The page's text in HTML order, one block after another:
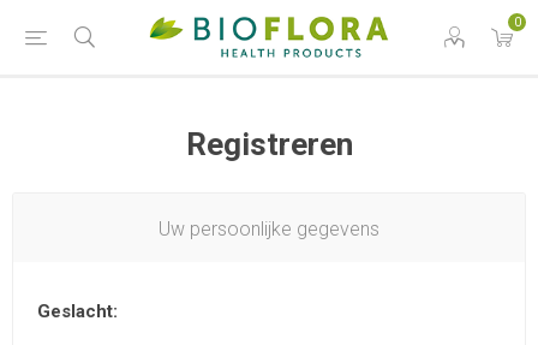
0
Registreren
Uw persoonlijke gegevens
Geslacht: